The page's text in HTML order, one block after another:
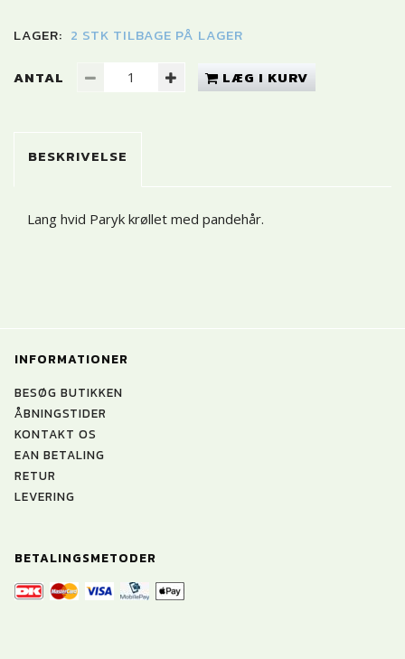
LAGER: 2 STK TILBAGE PÅ LAGER
ANTAL LÆG I KURV
BESKRIVELSE
Lang hvid Paryk krøllet med pandehår.
INFORMATIONER
BESØG BUTIKKEN
ÅBNINGSTIDER
KONTAKT OS
EAN BETALING
RETUR
LEVERING
BETALINGSMETODER